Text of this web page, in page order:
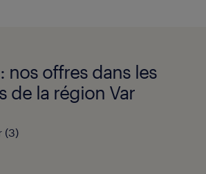
nos offres dans les
de la région Var
(3)